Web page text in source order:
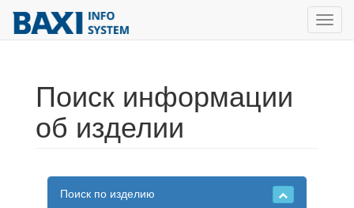
Поиск информации
об изделии
Поиск по изделию